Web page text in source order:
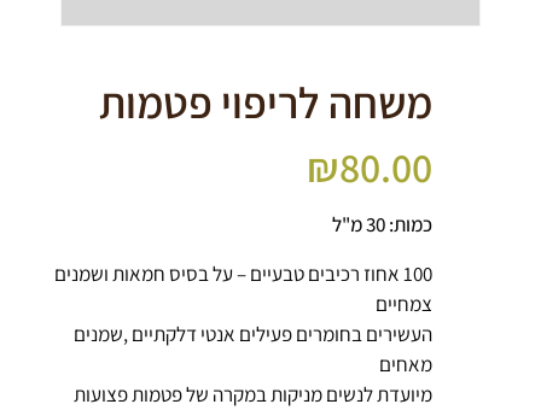
משחה לריפוי פטמות
₪80.00
כמות: 30 מ"ל
100 אחוז רכיבים טבעיים – על בסיס חמאות ושמנים
צמחיים
העשירים בחומרים פעילים אנטי דלקתיים ,שמנים
מאחים
מיועדת לנשים מניקות במקרה של פטמות פצועות